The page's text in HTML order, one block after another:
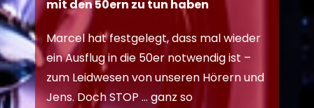
mit den 50ern zu tun haben
Marcel hat festgelegt, dass mal wieder
ein Ausflug in die 50er notwendig ist –
zum Leidwesen von unseren Hörern und
Jens. Doch STOP … ganz so